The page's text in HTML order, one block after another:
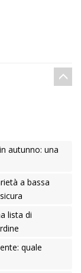
autunno: una
a bassa
lista di
quale